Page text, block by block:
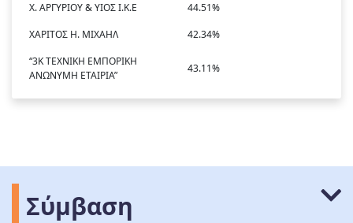
Χ. ΑΡΓΥΡΙΟΥ & ΥΙΟΣ Ι.Κ.Ε
44.51%
ΧΑΡΙΤΟΣ Η. ΜΙΧΑΗΛ
42.34%
“3Κ ΤΕΧΝΙΚΗ ΕΜΠΟΡΙΚΗ
ΑΝΩΝΥΜΗ ΕΤΑΙΡΙΑ”
43.11%
Σύμβαση